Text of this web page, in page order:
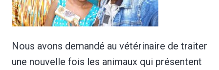
Nous avons demandé au vétérinaire de traiter
une nouvelle fois les animaux qui présentent